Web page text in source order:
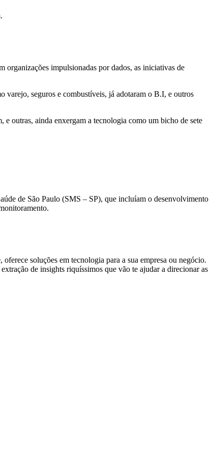
organizações impulsionadas por dados, as iniciativas de
varejo, seguros e combustíveis, já adotaram o B.I, e outros
e outras, ainda enxergam a tecnologia como um bicho de sete
de São Paulo (SMS – SP), que incluíam o desenvolvimento
soluções em tecnologia para a sua empresa ou negócio.
de insights riquíssimos que vão te ajudar a direcionar as